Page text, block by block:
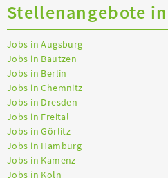
Stellenangebote
Jobs in Augsburg
Jobs in Bautzen
Jobs in Berlin
Jobs in Chemnitz
Jobs in Dresden
Jobs in Freital
Jobs in Görlitz
Jobs in Hamburg
Jobs in Kamenz
Jobs in Köln